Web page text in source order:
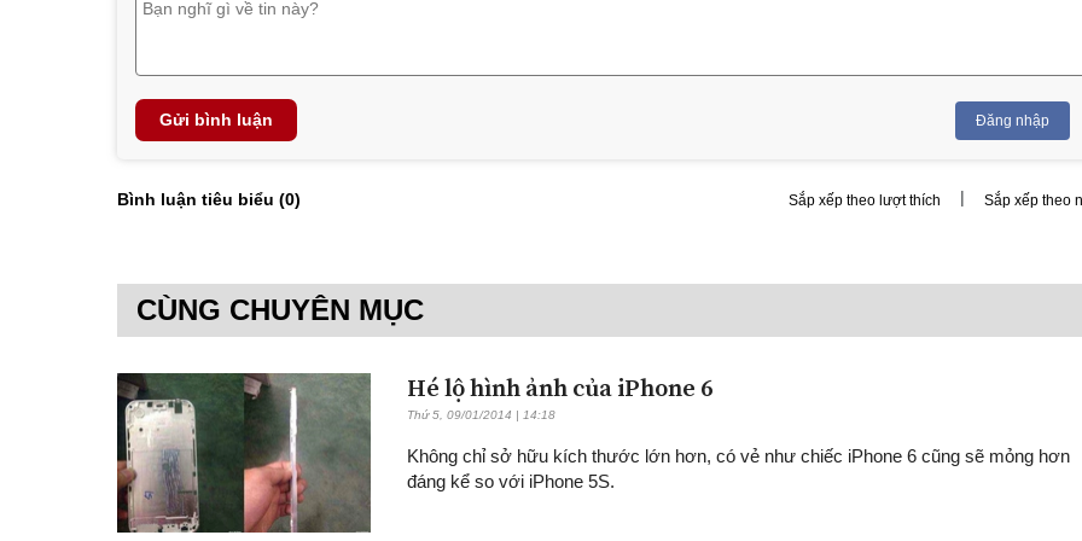
Gửi bình luận Đăng nhập
Bình luận tiêu biểu (0) Sắp xếp theo lượt thích | Sắp xếp theo
CÙNG CHUYÊN MỤC
Hé lộ hình ảnh của iPhone 6
Thứ 5, 09/01/2014 | 14:18
Không chỉ sở hữu kích thước lớn hơn, có vẻ như chiếc iPhone 6 cũng sẽ mỏng hơn
đáng kể so với iPhone 5S.